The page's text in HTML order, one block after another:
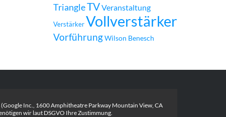
TriangleTVVeranstaltung
Verstärker Vollverstärker
VorführungWilson Benesch
Inc., 1600 Amphitheatre Parkway Mountain View, CA
wir laut DSGVO Ihre Zustimmung.